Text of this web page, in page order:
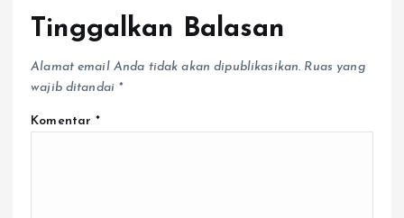
Tinggalkan Balasan
Alamat email Anda tidak akan dipublikasikan.
Ruas yang
wajib ditandai
Komentar*